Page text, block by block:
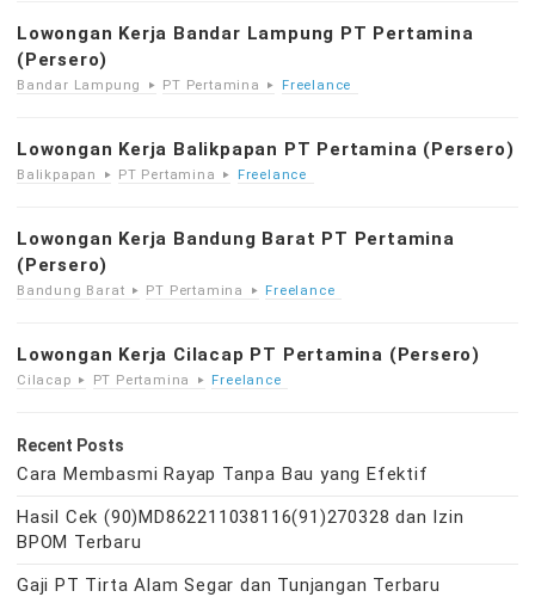
Lowongan Kerja Bandar Lampung PT Pertamina
(Persero)
Bandar Lampung PT Pertamina Freelance
Lowongan Kerja Balikpapan PT Pertamina (Persero)
Balikpapan PT Pertamina Freelance
Lowongan Kerja Bandung Barat PT Pertamina
(Persero)
Bandung Barat PT Pertamina Freelance
Lowongan Kerja Cilacap PT Pertamina (Persero)
Cilacap PT Pertamina Freelance
Recent Posts
Cara Membasmi Rayap Tanpa Bau yang Efektif
Hasil Cek (90)MD862211038116(91)270328 dan Izin
BPOM Terbaru
Gaji PT Tirta Alam Segar dan Tunjangan Terbaru